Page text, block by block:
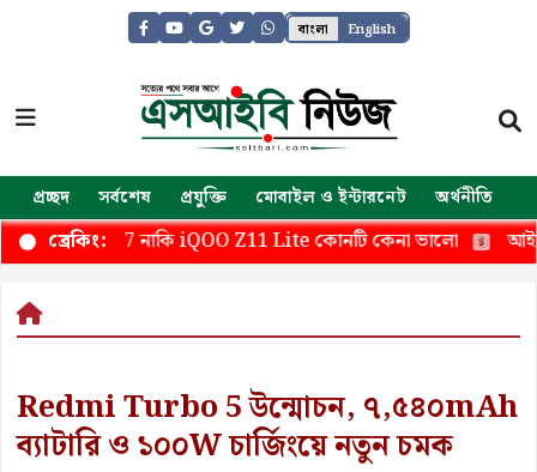
বাংলা English
প্রচ্ছদ সর্বশেষ প্রযুক্তি মোবাইল ও ইন্টারনেট অর্থনীতি
ব্রেকিং:
M17 নাকি iQOO Z11 Lite কোনটি কেনা ভালো
Redmi Turbo 5 উন্মোচন, ৭,৫৪০mAh
ব্যাটারি ও ১০০W চার্জিংয়ে নতুন চমক